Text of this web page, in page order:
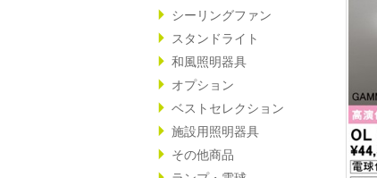
シーリングファン
スタンドライト
和風照明器具
オプション
ベストセレクション
施設用照明器具
その他商品